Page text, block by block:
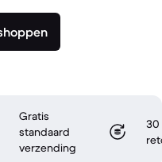
Gratis
standaard
verzending
30